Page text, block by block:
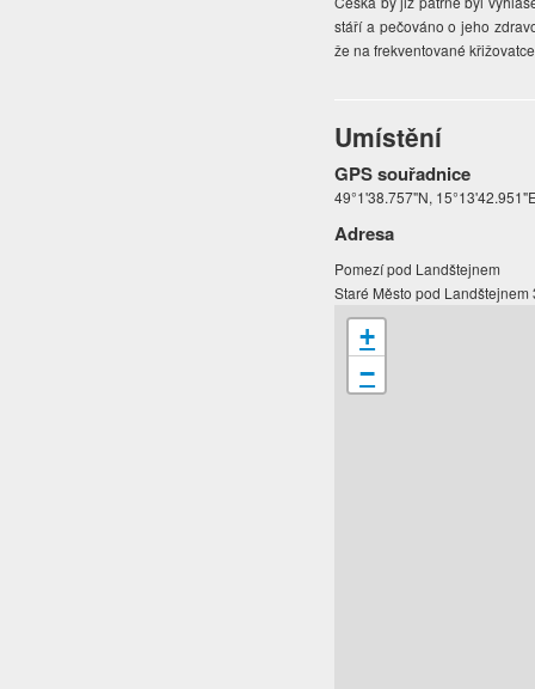
stáří a pečováno o jeho
že na frekventované
Umístění
GPS souřadnice
49°1'38.757"N,
Adresa
Pomezí pod Landštejnem
Staré Město pod Landštejnem
+
−